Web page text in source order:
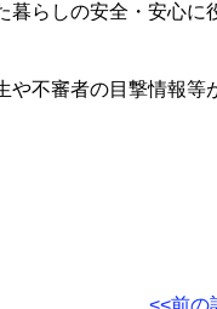
暮らしの安全・安心
や不審者の目撃情報